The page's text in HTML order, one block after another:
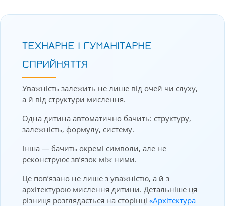
ТЕХНАРНЕ І ГУМАНІТАРНЕ
СПРИЙНЯТТЯ
Уважність залежить не лише від очей чи слуху,
а й від структури мислення.
Одна дитина автоматично бачить: структуру,
залежність, формулу, систему.
Інша — бачить окремі символи, але не
реконструює зв’язок між ними.
Це пов’язано не лише з уважністю, а й з
архітектурою мислення дитини. Детальніше ця
різниця розглядається на сторінці «Архітектура